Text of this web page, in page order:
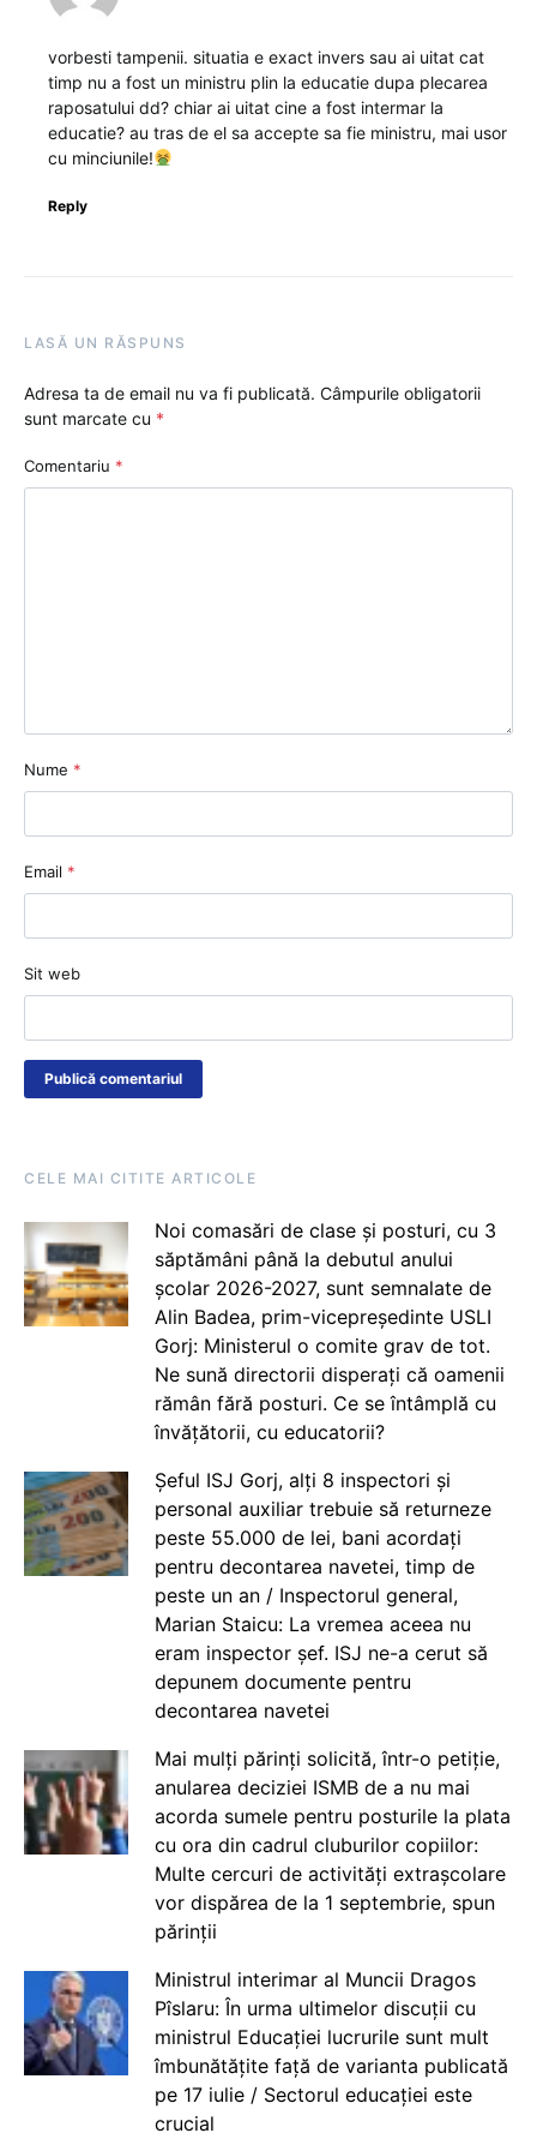
vorbesti tampenii. situatia e exact invers sau ai uitat cat
timp nu a fost un ministru plin la educatie dupa plecarea
raposatului dd? chiar ai uitat cine a fost intermar la
educatie? au tras de el sa accepte sa fie ministru, mai usor
cu minciunile!
Reply
LASĂ UN RĂSPUNS
Adresa ta de email nu va fi publicată. Câmpurile obligatorii
sunt marcate cu *
Comentariu *
Nume *
Email *
Sit web
CELE MAI CITITE ARTICOLE
Noi comasări de clase și posturi, cu 3
săptămâni până la debutul anului
școlar 2026-2027, sunt semnalate de
Alin Badea, prim-vicepreședinte USLI
Gorj: Ministerul o comite grav de tot.
Ne sună directorii disperați că oamenii
rămân fără posturi. Ce se întâmplă cu
învățătorii, cu educatorii?
Șeful ISJ Gorj, alți 8 inspectori și
personal auxiliar trebuie să returneze
peste 55.000 de lei, bani acordați
pentru decontarea navetei, timp de
peste un an / Inspectorul general,
Marian Staicu: La vremea aceea nu
eram inspector șef. ISJ ne-a cerut să
depunem documente pentru
decontarea navetei
Mai mulți părinți solicită, într-o petiție,
anularea deciziei ISMB de a nu mai
acorda sumele pentru posturile la plata
cu ora din cadrul cluburilor copiilor:
Multe cercuri de activități extrașcolare
vor dispărea de la 1 septembrie, spun
părinții
Ministrul interimar al Muncii Dragos
Pîslaru: În urma ultimelor discuții cu
ministrul Educației lucrurile sunt mult
îmbunătățite față de varianta publicată
pe 17 iulie / Sectorul educației este
crucial